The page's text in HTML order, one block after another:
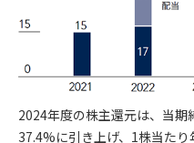
2024年度の株主還元は、当期
37.4%に引き上げ、1株当た